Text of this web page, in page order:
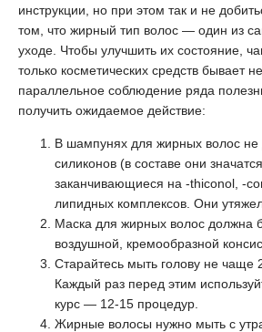
инструкции, но при этом так и не
том, что жирный тип волос — один из
уходе. Чтобы улучшить их состояние,
только косметических средств бывает
параллельное соблюдение ряда
получить ожидаемое действие:
В шампунях для жирных волос не
силиконов (в составе они
заканчивающиеся на -thiconol, -
липидных комплексов. Они
Маска для жирных волос должна
воздушной, кремообразной
Старайтесь мыть голову не чаще
Каждый раз перед этим
курс — 12-15 процедур.
Жирные волосы нужно мыть с